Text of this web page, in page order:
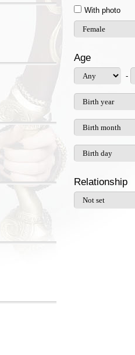
With photo
Age
-
Relationship